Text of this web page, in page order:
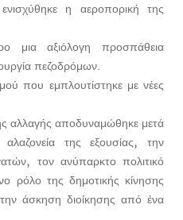
η αεροπορική της
μια αξιόλογη προσπάθεια
πεζοδρόμων.
που εμπλουτίστηκε με νέες
αλλαγής αποδυναμώθηκε μετά
της εξουσίας, την
τον ανύπαρκτο πολιτικό
ρόλο της δημοτικής κίνησης
την άσκηση διοίκησης από ένα